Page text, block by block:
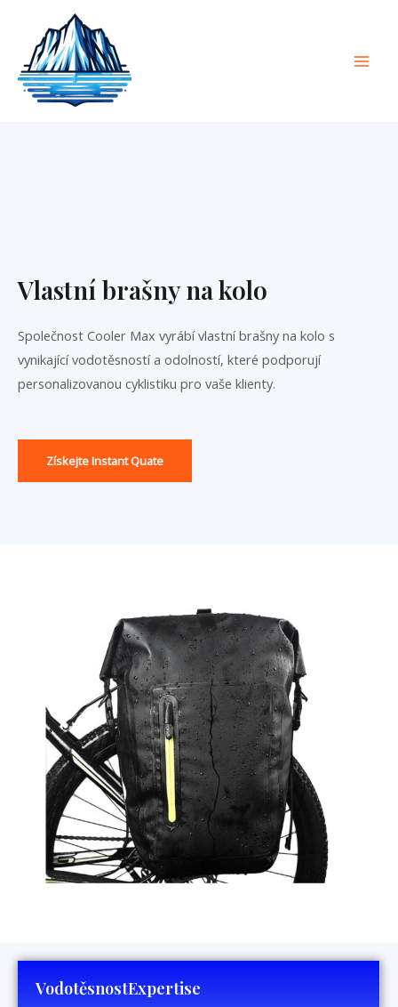
obsah
Vlastní brašny na kolo
Společnost Cooler Max vyrábí vlastní brašny na kolo s
vynikající vodotěsností a odolností, které podporují
personalizovanou cyklistiku pro vaše klienty.
Získejte Instant Quate
VodotěsnostExpertise